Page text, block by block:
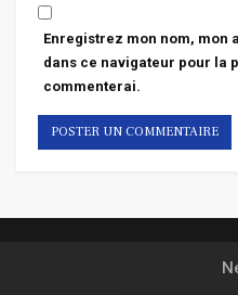
Enregistrez mon nom, mon
dans ce navigateur pour la
commenterai.